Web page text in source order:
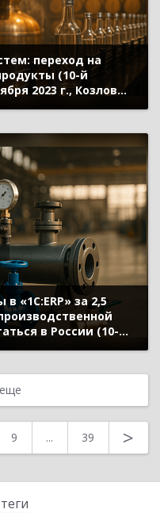
переход на
(10-й
2023 г., Козлов
«1C:ERP» за 2,5
в России (10-й
9 ... 39 >